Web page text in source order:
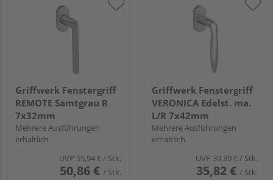
Griffwerk Fenstergriff
REMOTE Samtgrau R
7x32mm
Mehrere Ausführungen
erhältlich
UVP 55,94 €/ Stk.
50,86 € / Stk.
Griffwerk Fenstergriff
VERONICA Edelst. ma.
L/R 7x42mm
Mehrere Ausführungen
erhältlich
UVP 39,39 €/ Stk.
35,82 € / Stk.